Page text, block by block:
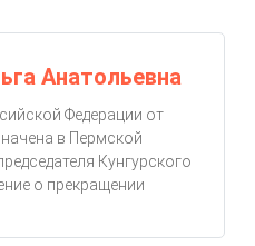
Анатольевна
Федерации от
в Пермской
Кунгурского
о прекращении